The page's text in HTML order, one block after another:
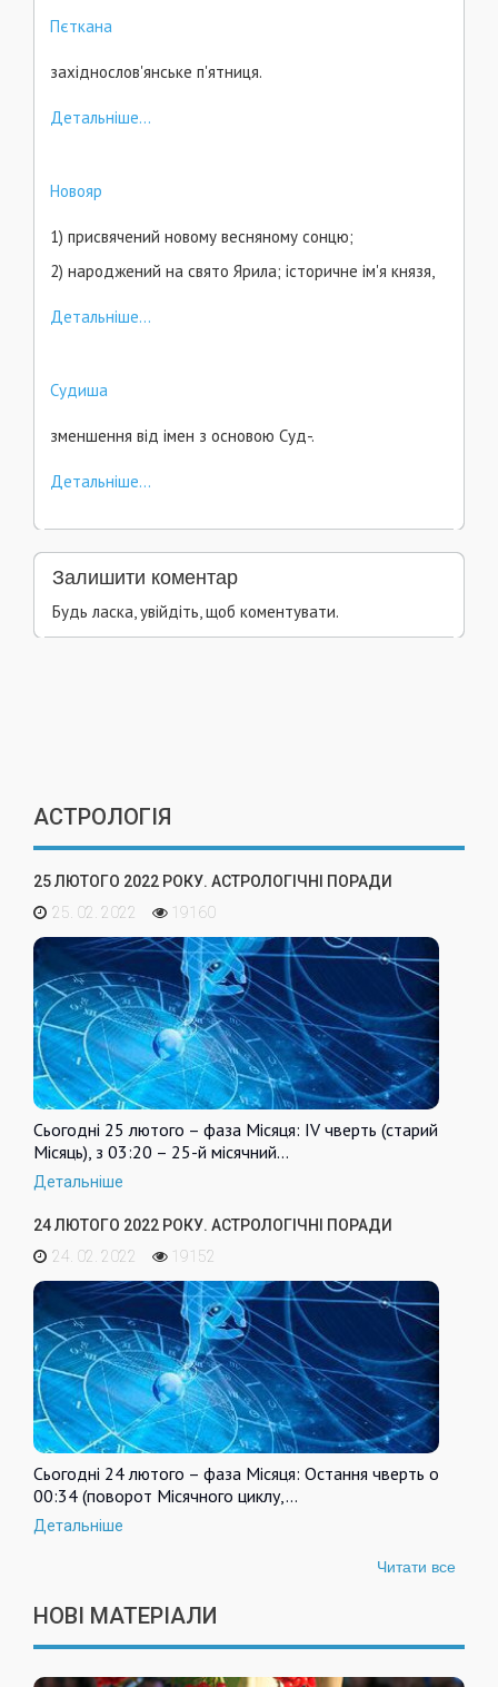
Пєткана
західнослов'янське п'ятниця.
Детальніше...
Новояр
1) присвячений новому весняному сонцю;
2) народжений на свято Ярила; історичне ім'я князя,
Детальніше...
Судиша
зменшення від імен з основою Суд-.
Детальніше...
Залишити коментар
Будь ласка, увійдіть, щоб коментувати.
АСТРОЛОГІЯ
25 ЛЮТОГО 2022 РОКУ. АСТРОЛОГІЧНІ ПОРАДИ
25. 02. 2022
19160
Сьогодні 25 лютого – фаза Місяця: IV чверть (старий
Місяць), з 03:20 – 25-й місячний…
Детальніше
24 ЛЮТОГО 2022 РОКУ. АСТРОЛОГІЧНІ ПОРАДИ
24. 02. 2022
19152
Сьогодні 24 лютого – фаза Місяця: Остання чверть о
00:34 (поворот Місячного циклу,…
Детальніше
Читати все
НОВІ МАТЕРІАЛИ